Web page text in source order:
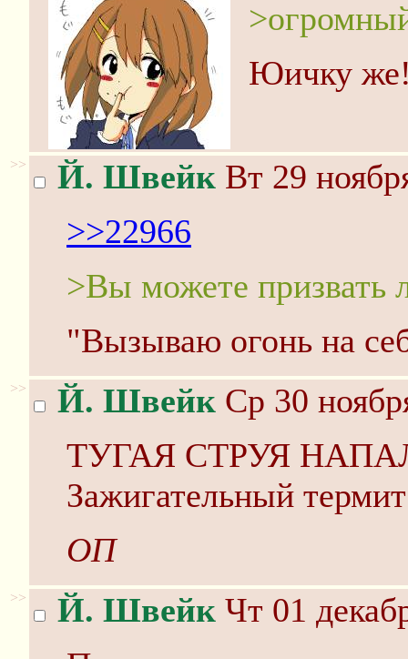
Юичку
>> Й. Швейк Вт 29
>>22966
>Вы можете призвать
"Вызываю огонь на
>> Й. Швейк Ср 30
ТУГАЯ СТРУЯ
Зажигательный
ОП
>> Й. Швейк Чт 01